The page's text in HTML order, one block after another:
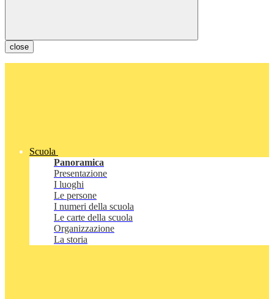
close
Scuola
Panoramica
Presentazione
I luoghi
Le persone
I numeri della scuola
Le carte della scuola
Organizzazione
La storia